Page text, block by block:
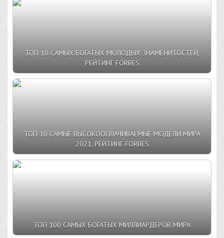
ТОП 10 САМЫХ БОГАТЫХ МОЛОДЫХ ЗНАМЕНИТОСТЕЙ,
РЕЙТИНГ FORBES
ТОП 10 САМЫЕ ВЫСОКООПЛАЧИВАЕМЫЕ МОДЕЛИ МИРА
2021, РЕЙТИНГ FORBES
ТОП 100 САМЫХ БОГАТЫХ МИЛЛИАРДЕРОВ МИРА